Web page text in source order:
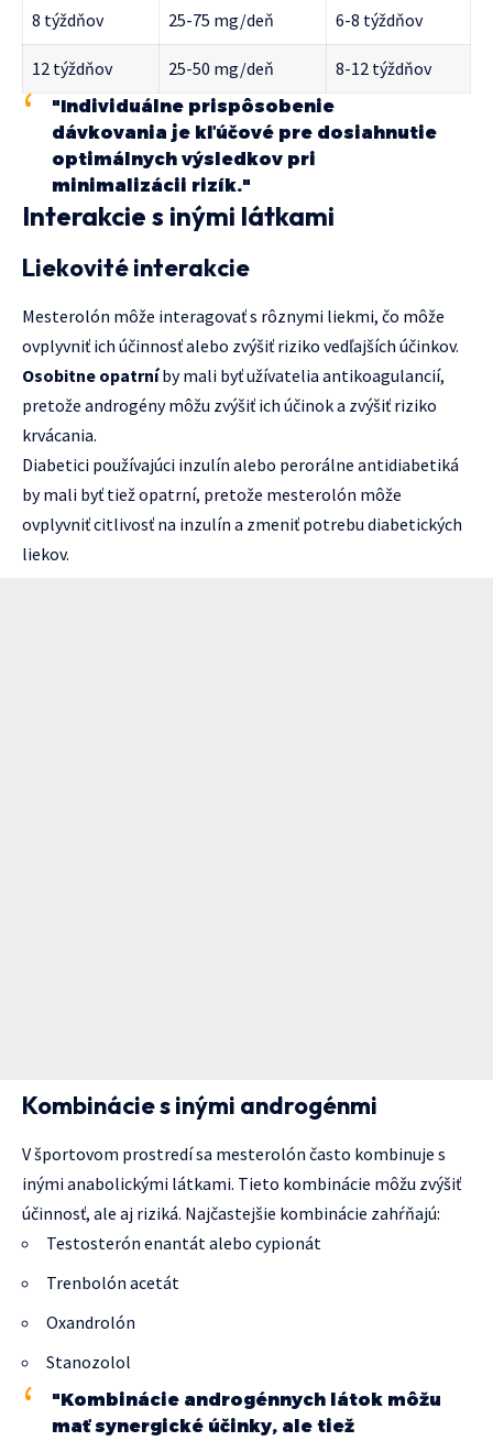
8 týždňov 25-75 mg/deň 6-8 týždňov
12 týždňov 25-50 mg/deň 8-12 týždňov
"Individuálne prispôsobenie
dávkovania je kľúčové pre dosiahnutie
optimálnych výsledkov pri
minimalizácii rizík."
Interakcie s inými látkami
Liekovité interakcie
Mesterolón môže interagovať s rôznymi liekmi, čo môže
ovplyvniť ich účinnosť alebo zvýšiť riziko vedľajších účinkov.
Osobitne opatrníby mali byť užívatelia antikoagulancií,
pretože androgény môžu zvýšiť ich účinok a zvýšiť riziko
krvácania.
Diabetici používajúci inzulín alebo perorálne antidiabetiká
by mali byť tiež opatrní, pretože mesterolón môže
ovplyvniť citlivosť na inzulín a zmeniť potrebu diabetických
liekov.
Kombinácie s inými androgénmi
V športovom prostredí sa mesterolón často kombinuje s
inými anabolickými látkami. Tieto kombinácie môžu zvýšiť
účinnosť, ale aj riziká. Najčastejšie kombinácie zahŕňajú:
Testosterón enantát alebo cypionát
Trenbolón acetát
Oxandrolón
Stanozolol
"Kombinácie androgénnych látok môžu
mať synergické účinky, ale tiež